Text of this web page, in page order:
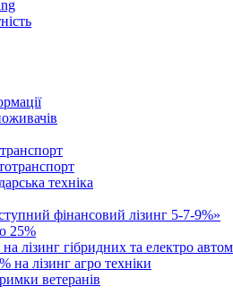
техніка
фінансовий лізинг 5-7-9%»
25%
гібридних та електро
лізинг агро техніки
ветеранів